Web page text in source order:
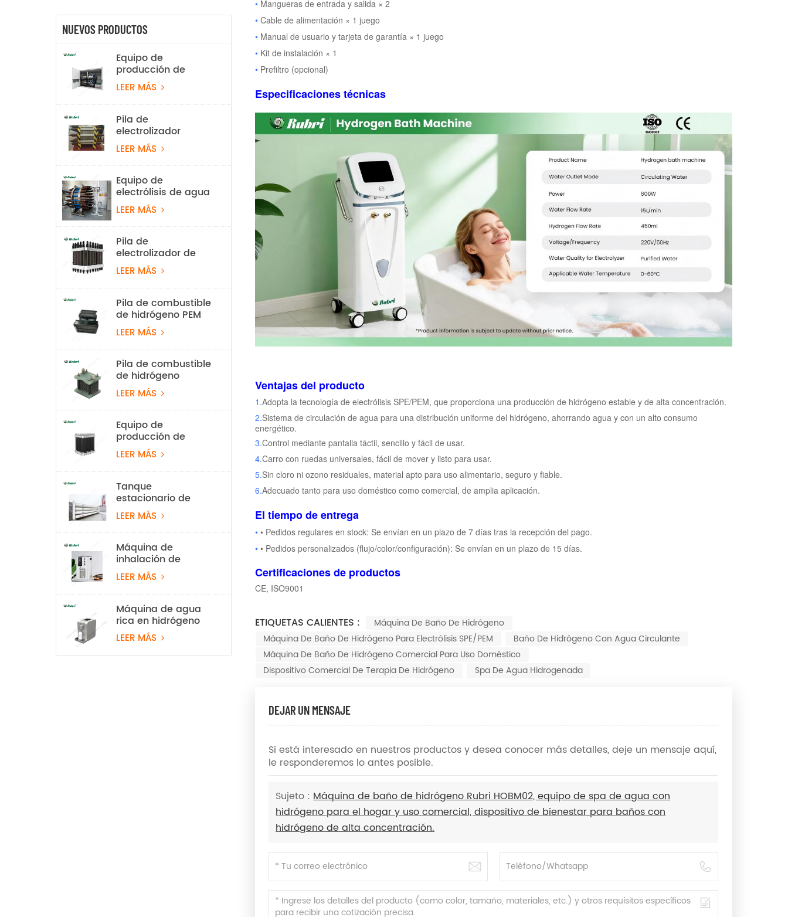
NUEVOS PRODUCTOS
Equipo de
producción de
hidrógeno por
electrólisis de agua
alcalina de 100
Nm³/h y 500 kW
LEER MÁS
Pila de
electrolizador
alcalino de 2 Nm³/h
LEER MÁS
Equipo de
electrólisis de agua
alcalina con
hidrógeno de 100
Nm³/h y 500 kW
LEER MÁS
Pila de
electrolizador de
hidrógeno PEM de
60 Nm³/h
LEER MÁS
Pila de combustible
de hidrógeno PEM
ligera de 550 W
para vehículos
aéreos no
tripulados
LEER MÁS
Pila de combustible
de hidrógeno
refrigerada por aire
de 100 W
LEER MÁS
Equipo de
producción de
hidrógeno con
electrolizador de
agua PEM de 10
Nm³/h y 50 kW
LEER MÁS
Tanque
estacionario de
almacenamiento
de hidrógeno de 20
Mpa
LEER MÁS
Máquina de
inhalación de
hidrógeno al 99,99
% Rubri de 1800
ml/min
LEER MÁS
Máquina de agua
rica en hidrógeno
PEM
LEER MÁS
• Mangueras de entrada y salida × 2
• Cable de alimentación × 1 juego
• Manual de usuario y tarjeta de garantía × 1 juego
• Kit de instalación × 1
• Prefiltro (opcional)
Especificaciones técnicas
Ventajas del producto
1.Adopta la tecnología de electrólisis SPE/PEM, que proporciona una producción de hidrógeno estable y de alta concentración.
2.Sistema de circulación de agua para una distribución uniforme del hidrógeno, ahorrando agua y con un alto consumo
energético.
3.Control mediante pantalla táctil, sencillo y fácil de usar.
4.Carro con ruedas universales, fácil de mover y listo para usar.
5.Sin cloro ni ozono residuales, material apto para uso alimentario, seguro y fiable.
6.Adecuado tanto para uso doméstico como comercial, de amplia aplicación.
El tiempo de entrega
• • Pedidos regulares en stock: Se envían en un plazo de 7 días tras la recepción del pago.
• • Pedidos personalizados (flujo/color/configuración): Se envían en un plazo de 15 días.
Certificaciones de productos
CE, ISO9001
ETIQUETAS CALIENTES :
Máquina De Baño De Hidrógeno
Máquina De Baño De Hidrógeno Para Electrólisis SPE/PEM
Baño De Hidrógeno Con Agua Circulante
Máquina De Baño De Hidrógeno Comercial Para Uso Doméstico
Dispositivo Comercial De Terapia De Hidrógeno
Spa De Agua Hidrogenada
DEJAR UN MENSAJE
Si está interesado en nuestros productos y desea conocer más detalles, deje un mensaje aquí,
le responderemos lo antes posible.
Sujeto :Máquina de baño de hidrógeno Rubri HOBM02, equipo de spa de agua con
hidrógeno para el hogar y uso comercial, dispositivo de bienestar para baños con
hidrógeno de alta concentración.